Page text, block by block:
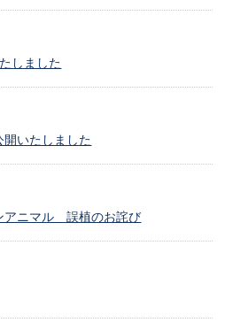
しました
いたしました
アニマル 誤植のお詫び